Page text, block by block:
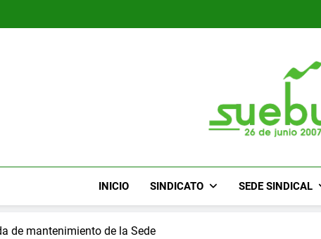
SUEBU
INICIO SINDICATO SEDE SINDICAL
de mantenimiento de la Sede